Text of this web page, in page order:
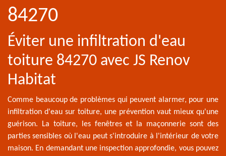
84270
Éviter une infiltration d'eau
toiture 84270 avec JS Renov
Habitat
Comme beaucoup de problèmes qui peuvent alarmer, pour une
infiltration d'eau sur toiture, une prévention vaut mieux qu'une
guérison. La toiture, les fenêtres et la maçonnerie sont des
parties sensibles où l'eau peut s'introduire à l'intérieur de votre
maison. En demandant une inspection approfondie, vous pouvez